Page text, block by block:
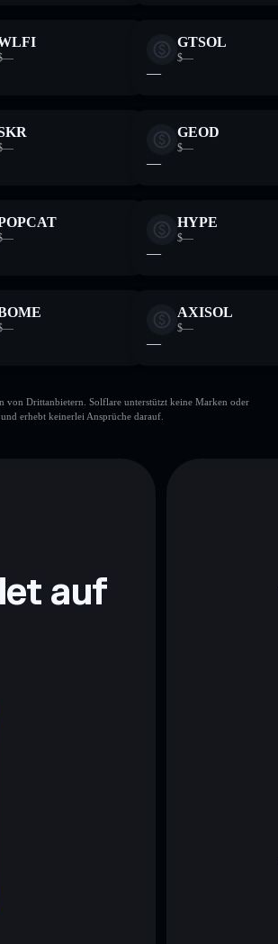
GTSOL
$—
—
GEOD
$—
—
HYPE
$—
—
AXISOL
$—
—
von Drittanbietern. Solflare unterstützt keine Marken oder
erhebt keinerlei Ansprüche darauf.
auf